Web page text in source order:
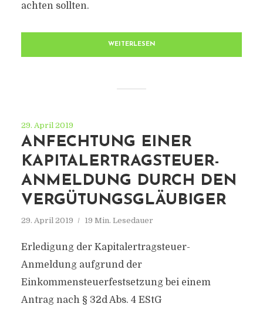
achten sollten.
WEITERLESEN
29. April 2019
ANFECHTUNG EINER
KAPITALERTRAGSTEUER-
ANMELDUNG DURCH DEN
VERGÜTUNGSGLÄUBIGER
29. April 2019 19 Min. Lesedauer
Erledigung der Kapitalertragsteuer-
Anmeldung aufgrund der
Einkommensteuerfestsetzung bei einem
Antrag nach § 32d Abs. 4 EStG